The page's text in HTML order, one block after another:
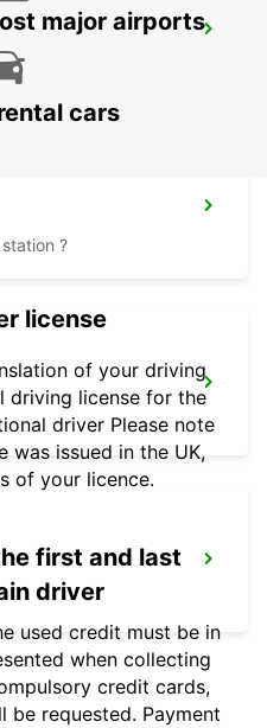
major airports
cars
?
license
of your driving
driving license for the
driver Please note
was issued in the UK,
of your licence.
first and last
driver
used credit must be in
when collecting
credit cards,
be requested. Payment